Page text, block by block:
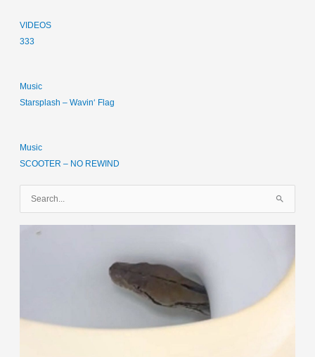
VIDEOS
333
Music
Starsplash – Wavin‘ Flag
Music
SCOOTER – NO REWIND
c
c